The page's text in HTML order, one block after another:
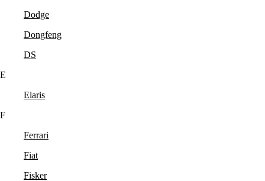
Dodge
Dongfeng
DS
E
Elaris
F
Ferrari
Fiat
Fisker